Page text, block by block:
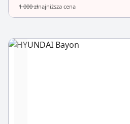
1 000 złnajniższa cena